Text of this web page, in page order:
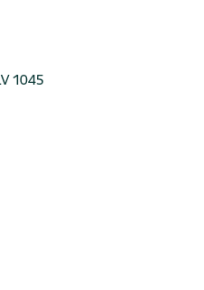
1045